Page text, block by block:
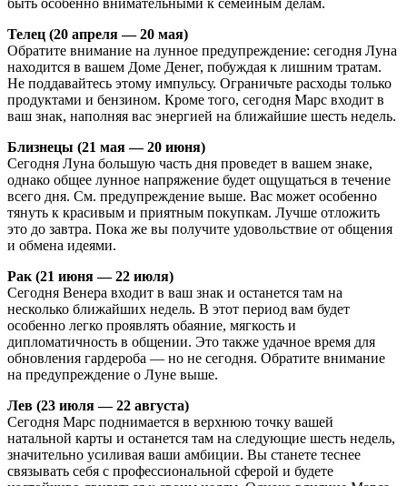
Телец (20 апреля — 20 мая)
Обратите внимание на лунное предупреждение: сегодня Луна
находится в вашем Доме Денег, побуждая к лишним тратам.
Не поддавайтесь этому импульсу. Ограничьте расходы только
продуктами и бензином. Кроме того, сегодня Марс входит в
ваш знак, наполняя вас энергией на ближайшие шесть недель.
Близнецы (21 мая — 20 июня)
Сегодня Луна большую часть дня проведет в вашем знаке,
однако общее лунное напряжение будет ощущаться в течение
всего дня. См. предупреждение выше. Вас может особенно
тянуть к красивым и приятным покупкам. Лучше отложить
это до завтра. Пока же вы получите удовольствие от общения
и обмена идеями.
Рак (21 июня — 22 июля)
Сегодня Венера входит в ваш знак и останется там на
несколько ближайших недель. В этот период вам будет
особенно легко проявлять обаяние, мягкость и
дипломатичность в общении. Это также удачное время для
обновления гардероба — но не сегодня. Обратите внимание
на предупреждение о Луне выше.
Лев (23 июля — 22 августа)
Сегодня Марс поднимается в верхнюю точку вашей
натальной карты и останется там на следующие шесть недель,
значительно усиливая ваши амбиции. Вы станете теснее
связывать себя с профессиональной сферой и будете